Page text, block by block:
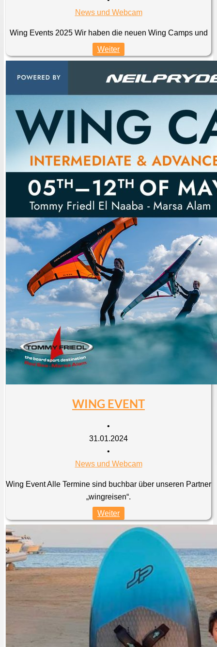
News und Webcam
Wing Events 2025 Wir haben die neuen Wing Camps und
Weiter
WING EVENT
•
31.01.2024
•
News und Webcam
Wing Event Alle Termine sind buchbar über unseren Partner
„wingreisen“.
Weiter